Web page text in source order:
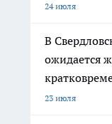
24 июля
В
ожидается
23 июля